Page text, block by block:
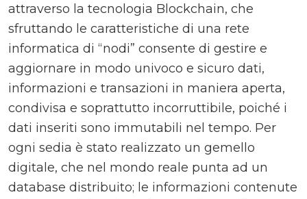
attraverso la tecnologia Blockchain, che
sfruttando le caratteristiche di una rete
informatica di “nodi” consente di gestire e
aggiornare in modo univoco e sicuro dati,
informazioni e transazioni in maniera aperta,
condivisa e soprattutto incorruttibile, poiché i
dati inseriti sono immutabili nel tempo. Per
ogni sedia è stato realizzato un gemello
digitale, che nel mondo reale punta ad un
database distribuito; le informazioni contenute